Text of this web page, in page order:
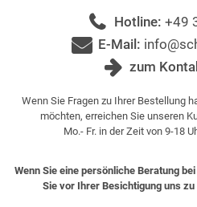
Hotline: +49
E-Mail:
zum
Wenn Sie Fragen zu Ihrer Bestellung
möchten, erreichen Sie unseren
Mo.- Fr. in der Zeit von 9-18
Wenn Sie eine persönliche Beratung
Sie vor Ihrer Besichtigung uns